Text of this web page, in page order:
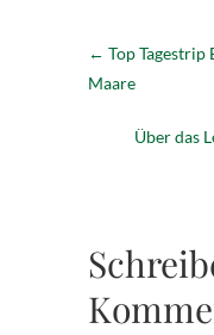
← Top
Maare
Über das